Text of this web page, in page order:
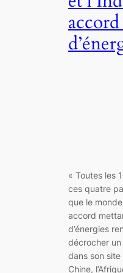
« Toutes les
ces quatre
que le
accord
d’énergies
décrocher un
dans son
Chine,